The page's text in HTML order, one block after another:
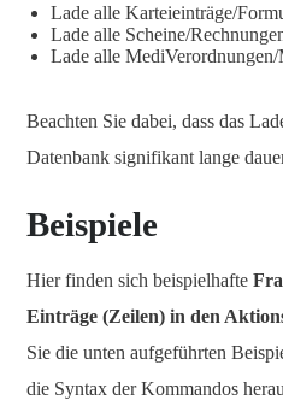
Lade alle Karteieinträge/
Lade alle Scheine/
Lade alle
Beachten Sie dabei, dass das
Datenbank signifikant lange
Beispiele
Hier finden sich beispielhafte
Einträge (Zeilen) in den
Sie die unten aufgeführten
die Syntax der Kommandos